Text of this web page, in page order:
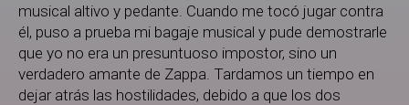
musical altivo y pedante. Cuando me tocó jugar contra
él, puso a prueba mi bagaje musical y pude demostrarle
que yo no era un presuntuoso impostor, sino un
verdadero amante de Zappa. Tardamos un tiempo en
dejar atrás las hostilidades, debido a que los dos